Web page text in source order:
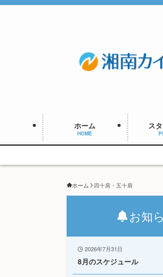
ホーム
HOME
ス
ホーム 四十肩・五十肩
お知
2026年7月31日
8月のスケジュール